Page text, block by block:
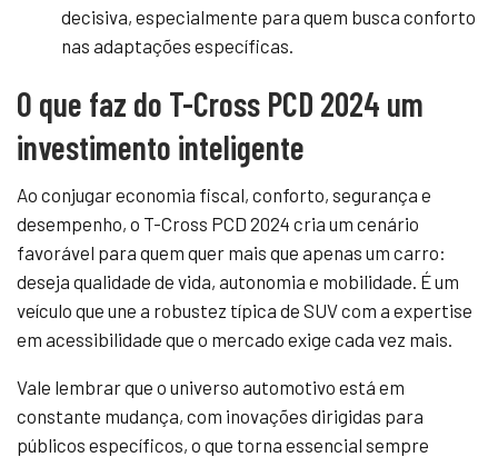
decisiva, especialmente para quem busca conforto
nas adaptações específicas.
O que faz do T-Cross PCD 2024 um
investimento inteligente
Ao conjugar economia fiscal, conforto, segurança e
desempenho, o T-Cross PCD 2024 cria um cenário
favorável para quem quer mais que apenas um carro:
deseja qualidade de vida, autonomia e mobilidade. É um
veículo que une a robustez típica de SUV com a expertise
em acessibilidade que o mercado exige cada vez mais.
Vale lembrar que o universo automotivo está em
constante mudança, com inovações dirigidas para
públicos específicos, o que torna essencial sempre